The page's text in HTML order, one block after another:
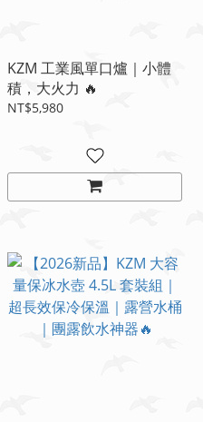
KZM 工業風單口爐｜小體
積，大火力 🔥
NT$5,980